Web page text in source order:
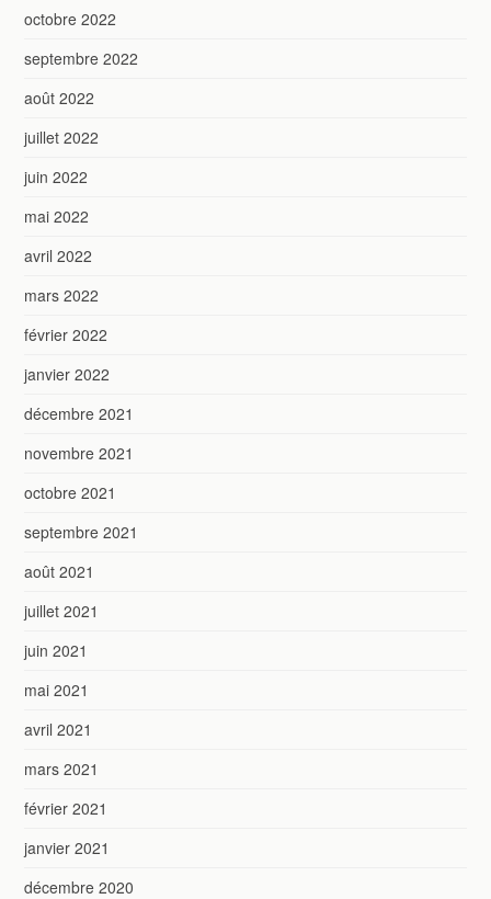
octobre 2022
septembre 2022
août 2022
juillet 2022
juin 2022
mai 2022
avril 2022
mars 2022
février 2022
janvier 2022
décembre 2021
novembre 2021
octobre 2021
septembre 2021
août 2021
juillet 2021
juin 2021
mai 2021
avril 2021
mars 2021
février 2021
janvier 2021
décembre 2020